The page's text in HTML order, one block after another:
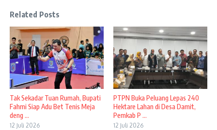
Related Posts
Tak Sekadar Tuan Rumah, Bupati
Fahmi Siap Adu Bet Tenis Meja
deng ...
12 Juli 2026
PTPN Buka Peluang Lepas 240
Hektare Lahan di Desa Damit,
Pemkab P ...
12 Juli 2026